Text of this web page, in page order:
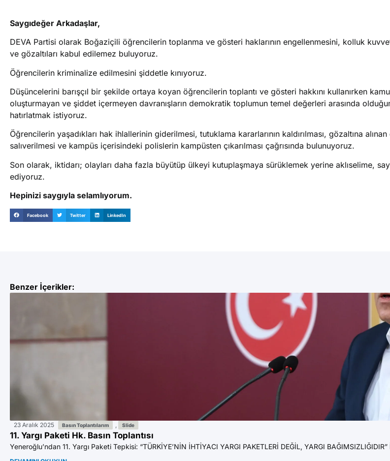
Saygıdeğer Arkadaşlar,
DEVA Partisi olarak Boğaziçili öğrencilerin toplanma ve gösteri haklarının engellenmesini, kolluk
ve gözaltıları kabul edilemez buluyoruz.
Öğrencilerin kriminalize edilmesini şiddetle kınıyoruz.
Düşüncelerini barışçıl bir şekilde ortaya koyan öğrencilerin toplantı ve gösteri hakkını kullanırken
oluşturmayan ve şiddet içermeyen davranışların demokratik toplumun temel değerleri arasında
hatırlatmak istiyoruz.
Öğrencilerin yaşadıkları hak ihlallerinin giderilmesi, tutuklama kararlarının kaldırılması, gözaltına
salıverilmesi ve kampüs içerisindeki polislerin kampüsten çıkarılması çağrısında bulunuyoruz.
Son olarak, iktidarı; olayları daha fazla büyütüp ülkeyi kutuplaşmaya sürüklemek yerine aklıselime,
ediyoruz.
Hepinizi saygıyla selamlıyorum.
Facebook Twitter LinkedIn
Benzer İçerikler:
23 Aralık 2025 Basın Toplantılarım Slide
11. Yargı Paketi Hk. Basın Toplantısı
Yeneroğlu’ndan 11. Yargı Paketi Tepkisi: “TÜRKİYE’NİN İHTİYACI YARGI PAKETLERİ DEĞİL, YARGI